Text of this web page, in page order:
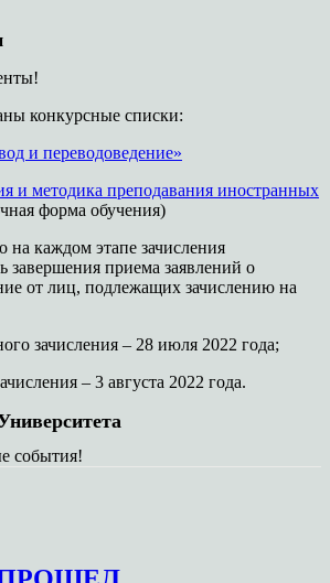
конкурсные списки:
и переводоведение»
и методика преподавания иностранных
форма обучения)
каждом этапе зачисления
завершения приема заявлений о
от лиц, подлежащих зачислению на
зачисления – 28 июля 2022 года;
– 3 августа 2022 года.
события!